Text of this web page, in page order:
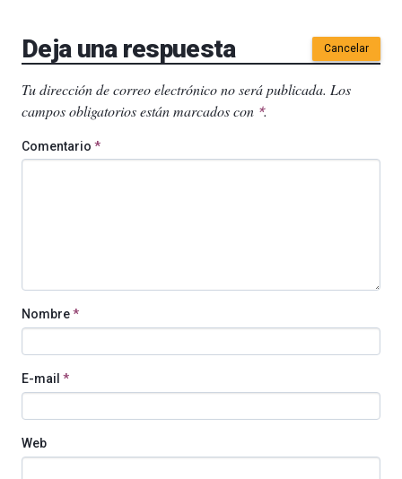
Deja una respuesta Cancelar
Tu dirección de correo electrónico no será publicada. Los
campos obligatorios están marcados con *.
Comentario *
Nombre*
E-mail *
Web